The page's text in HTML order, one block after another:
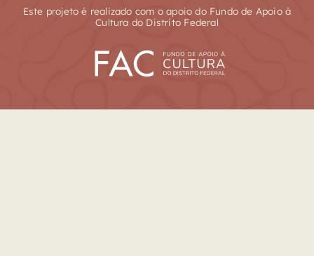
Este projeto é realizado com o apoio do Fundo de Apoio à
Cultura do Distrito Federal